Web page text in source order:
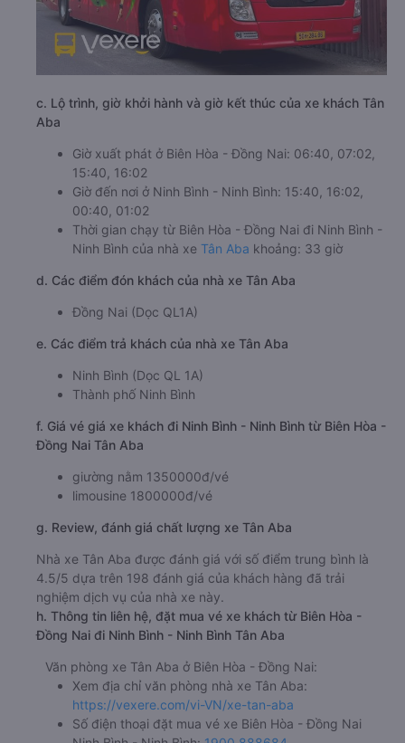
c. Lộ trình, giờ khởi hành và giờ kết thúc của xe khách Tân
Aba
Giờ xuất phát ở Biên Hòa - Đồng Nai: 06:40, 07:02,
15:40, 16:02
Giờ đến nơi ở Ninh Bình - Ninh Bình: 15:40, 16:02,
00:40, 01:02
Thời gian chạy từ Biên Hòa - Đồng Nai đi Ninh Bình -
Ninh Bình của nhà xe Tân Aba khoảng: 33 giờ
d. Các điểm đón khách của nhà xe Tân Aba
Đồng Nai (Dọc QL1A)
e. Các điểm trả khách của nhà xe Tân Aba
Ninh Bình (Dọc QL 1A)
Thành phố Ninh Bình
f. Giá vé giá xe khách đi Ninh Bình - Ninh Bình từ Biên Hòa -
Đồng Nai Tân Aba
giường nằm 1350000đ/vé
limousine 1800000đ/vé
g. Review, đánh giá chất lượng xe Tân Aba
Nhà xe Tân Aba được đánh giá với số điểm trung bình là
4.5/5 dựa trên 198 đánh giá của khách hàng đã trải
nghiệm dịch vụ của nhà xe này.
h. Thông tin liên hệ, đặt mua vé xe khách từ Biên Hòa -
Đồng Nai đi Ninh Bình - Ninh Bình Tân Aba
Văn phòng xe Tân Aba ở Biên Hòa - Đồng Nai:
Xem địa chỉ văn phòng nhà xe Tân Aba:
https://vexere.com/vi-VN/xe-tan-aba
Số điện thoại đặt mua vé xe Biên Hòa - Đồng Nai